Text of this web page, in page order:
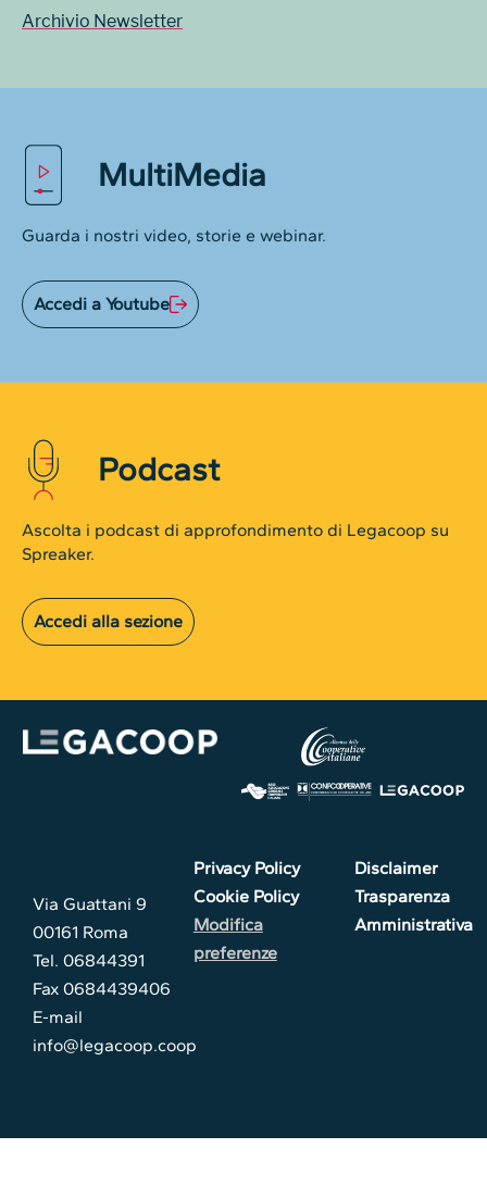
Archivio Newsletter
MultiMedia
Guarda i nostri video, storie e webinar.
Accedi a Youtube
Podcast
Ascolta i podcast di approfondimento di Legacoop su
Spreaker.
Accedi alla sezione
Via Guattani 9
00161 Roma
Tel. 06844391
Fax 0684439406
E-mail
info@legacoop.coop
Privacy Policy
Cookie Policy
Modifica
preferenze
Disclaimer
Trasparenza
Amministrativa